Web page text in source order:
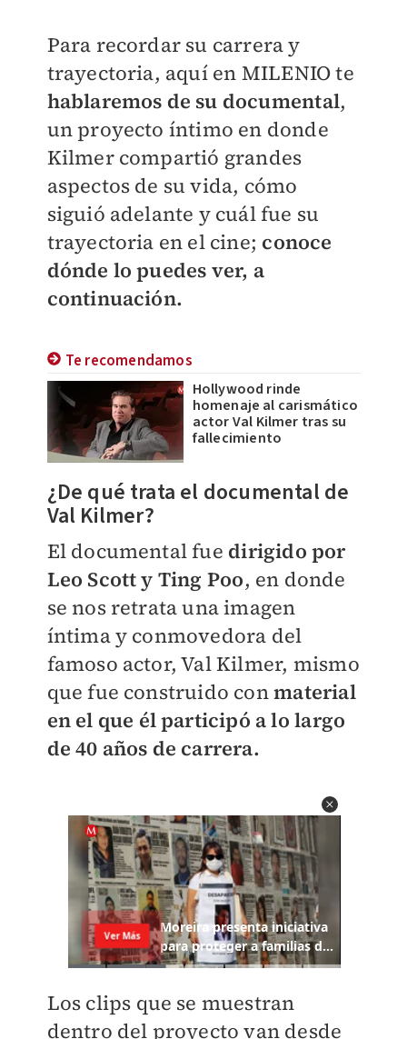
Para recordar su carrera y
trayectoria, aquí en MILENIOte
hablaremos de su documental,
un proyecto íntimo en donde
Kilmer compartió grandes
aspectos de su vida, cómo
siguió adelante y cuál fue su
trayectoria en el cine; conoce
dónde lo puedes ver, a
continuación.
Te recomendamos
Hollywood rinde
homenaje al carismático
actor Val Kilmer tras su
fallecimiento
¿De qué trata el documental de
Val Kilmer?
El documental fue dirigido por
Leo Scott y Ting Poo, en donde
se nos retrata una imagen
íntima y conmovedora del
famoso actor, Val Kilmer, mismo
que fue construido conmaterial
en el que él participó a lo largo
de 40 años de carrera.
Los clips que se muestran
dentro del proyecto van desde